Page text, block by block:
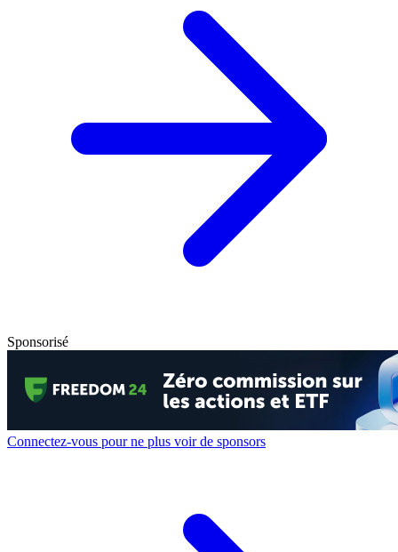
Sponsorisé
Connectez-vous pour ne plus voir de sponsors